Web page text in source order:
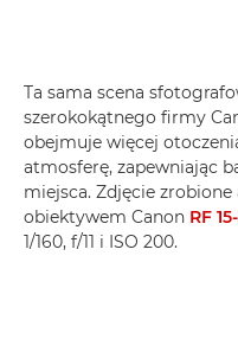
Ta sama scena
szerokokątnego firmy
obejmuje więcej
atmosferę, zapewniając
miejsca. Zdjęcie
obiektywem Canon RF
1/160, f/11 i ISO 200.